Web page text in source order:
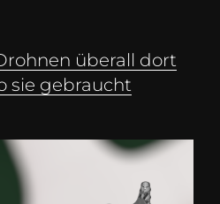
überall dort
sie gebraucht